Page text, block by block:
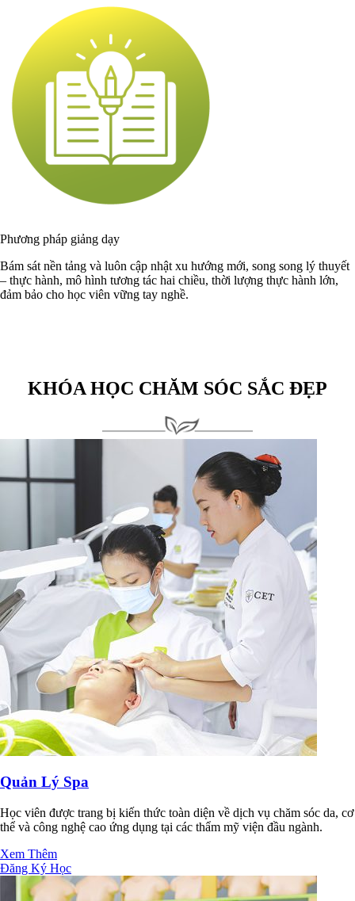
Phương pháp giảng dạy
Bám sát nền tảng và luôn cập nhật xu hướng mới, song song lý thuyết
– thực hành, mô hình tương tác hai chiều, thời lượng thực hành lớn,
đảm bảo cho học viên vững tay nghề.
KHÓA HỌC CHĂM SÓC SẮC ĐẸP
Quản Lý Spa
Học viên được trang bị kiến thức toàn diện về dịch vụ chăm sóc da, cơ
thể và công nghệ cao ứng dụng tại các thẩm mỹ viện đầu ngành.
Xem Thêm
Đăng Ký Học